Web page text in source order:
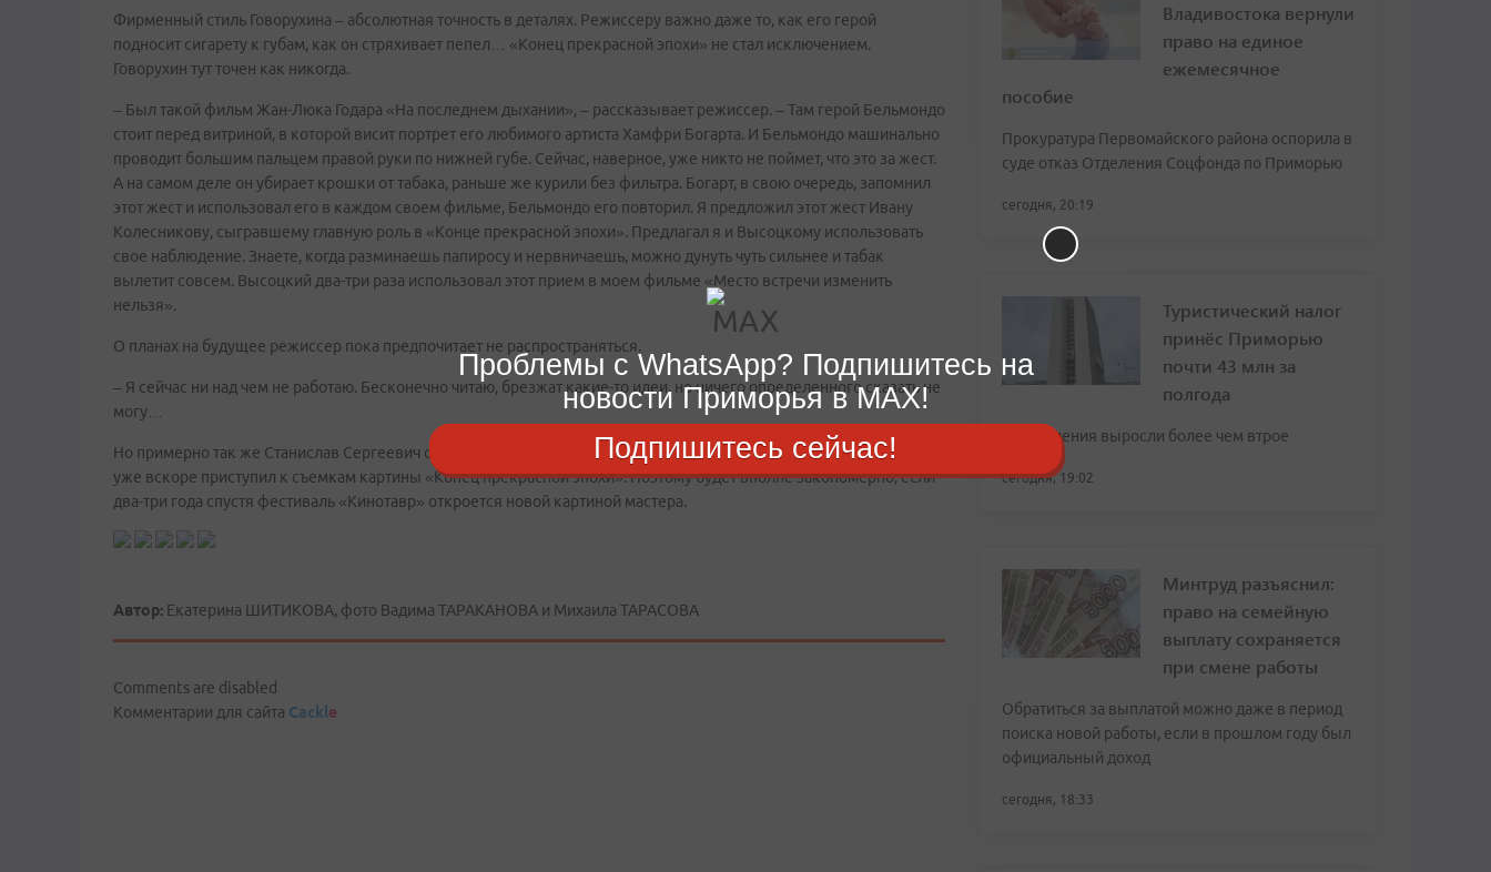
Фирменный стиль Говорухина – абсолютная точность в деталях. Режиссеру важно даже то, как его герой
подносит сигарету к губам, как он стряхивает пепел… «Конец прекрасной эпохи» не стал исключением.
Говорухин тут точен как никогда.
– Был такой фильм Жан-Люка Годара «На последнем дыхании», – рассказывает режиссер. – Там герой Бельмондо
стоит перед витриной, в которой висит портрет его любимого артиста Хамфри Богарта. И Бельмондо машинально
проводит большим пальцем правой руки по нижней губе. Сейчас, наверное, уже никто не поймет, что это за жест.
А на самом деле он убирает крошки от табака, раньше же курили без фильтра. Богарт, в свою очередь, запомнил
этот жест и использовал его в каждом своем фильме, Бельмондо его повторил. Я предложил этот жест Ивану
Колесникову, сыгравшему главную роль в «Конце прекрасной эпохи». Предлагал я и Высоцкому использовать
свое наблюдение. Знаете, когда разминаешь папиросу и нервничаешь, можно дунуть чуть сильнее и табак
вылетит совсем. Высоцкий два-три раза использовал этот прием в моем фильме «Место встречи изменить
нельзя».
О планах на будущее режиссер пока предпочитает не распространяться.
– Я сейчас ни над чем не работаю. Бесконечно читаю, брезжат какие-то идеи, но ничего определенного сказать не
могу…
Но примерно так же Станислав Сергеевич отвечал и после выхода его картины «Weekend» – два года назад. А
уже вскоре приступил к съемкам картины «Конец прекрасной эпохи». Поэтому будет вполне закономерно, если
два-три года спустя фестиваль «Кинотавр» откроется новой картиной мастера.
Автор: Екатерина ШИТИКОВА, фото Вадима ТАРАКАНОВА и Михаила ТАРАСОВА
Comments are disabled
Комментарии для сайта Cackle
Владивостока вернули
право на единое
ежемесячное
пособие
Прокуратура Первомайского района оспорила в
суде отказ Отделения Соцфонда по Приморью
сегодня, 20:19
Туристический налог
принёс Приморью
почти 43 млн за
полгода
Поступления выросли более чем втрое
сегодня, 19:02
Минтруд разъяснил:
право на семейную
выплату сохраняется
при смене работы
Обратиться за выплатой можно даже в период
поиска новой работы, если в прошлом году был
официальный доход
сегодня, 18:33
Проблемы с WhatsApp? Подпишитесь на
новости Приморья в MAX!
Подпишитесь сейчас!